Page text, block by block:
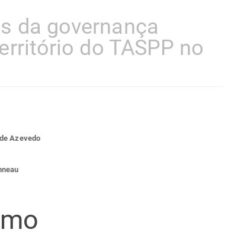
da governança
do TASPP no
Azevedo